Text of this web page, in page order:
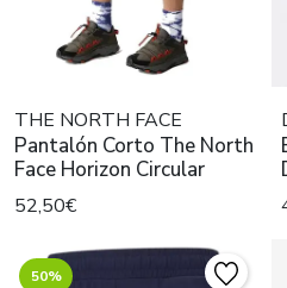
THE NORTH FACE
Pantalón Corto The North
Face Horizon Circular
52,50€
50%